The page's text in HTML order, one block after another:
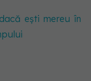
ești mereu în